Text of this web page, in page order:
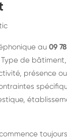
au 09
de
présence ou